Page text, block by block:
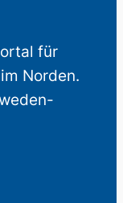
für
Norden.